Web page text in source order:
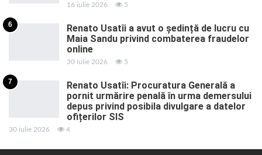
16 iulie 2026 5
6
Renato Usatîi a avut o ședință de lucru cu
Maia Sandu privind combaterea fraudelor
online
30 iulie 2026 5
7
Renato Usatîi: Procuratura Generală a
pornit urmărire penală în urma demersului
depus privind posibila divulgare a datelor
ofițerilor SIS
30 iulie 2026 4